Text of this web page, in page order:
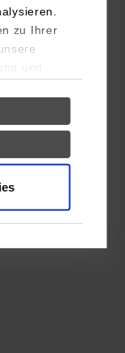
zu Ihrer
und
weiteren
Nutzung